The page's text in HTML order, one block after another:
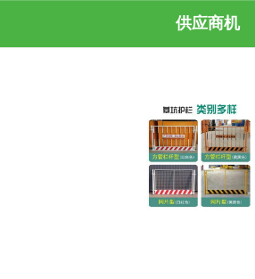
供应商机